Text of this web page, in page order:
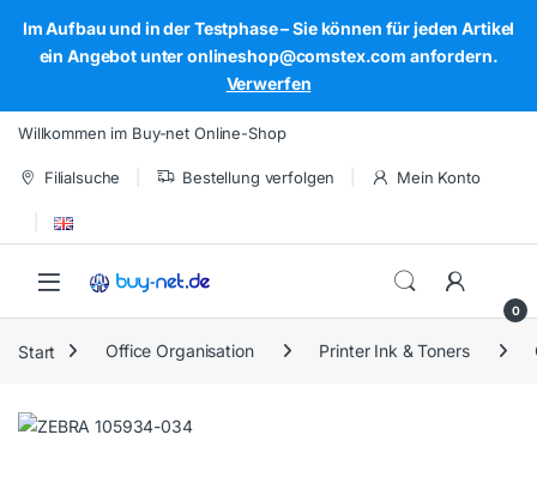
Im Aufbau und in der Testphase – Sie können für jeden Artikel
ein Angebot unter onlineshop@comstex.com anfordern.
Verwerfen
Skip to navigation
Skip to content
Willkommen im Buy-net Online-Shop
Filialsuche Bestellung verfolgen Mein Konto
Open
0
Start Office Organisation Printer Ink & Toners